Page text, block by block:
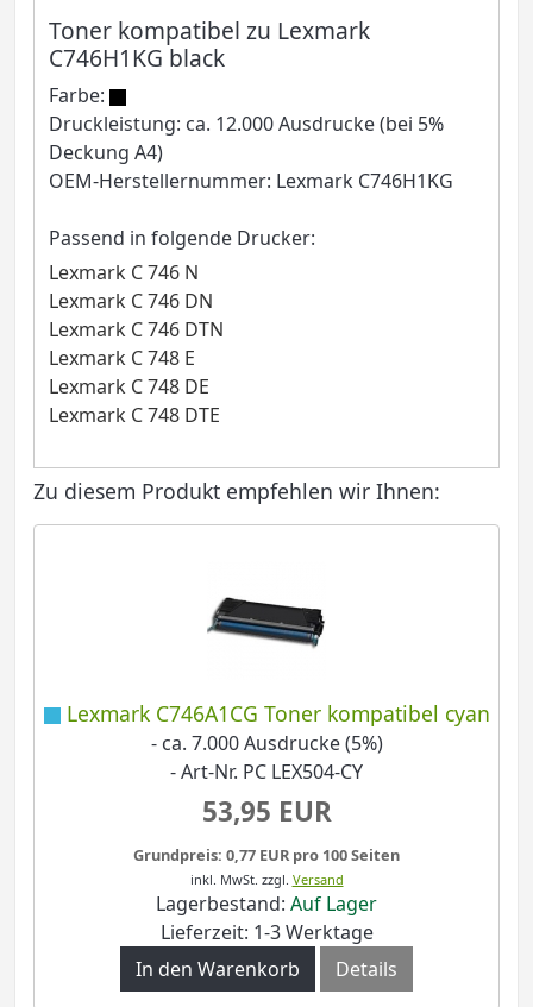
Toner kompatibel zu Lexmark
C746H1KG black
Farbe:
Druckleistung: ca. 12.000 Ausdrucke (bei 5%
Deckung A4)
OEM-Herstellernummer: Lexmark C746H1KG
Passend in folgende Drucker:
Lexmark C 746 N
Lexmark C 746 DN
Lexmark C 746 DTN
Lexmark C 748 E
Lexmark C 748 DE
Lexmark C 748 DTE
Zu diesem Produkt empfehlen wir Ihnen:
Lexmark C746A1CG Toner kompatibel cyan
- ca. 7.000 Ausdrucke (5%)
- Art-Nr. PC LEX504-CY
53,95 EUR
Grundpreis: 0,77 EUR pro 100 Seiten
inkl. MwSt. zzgl. Versand
Lagerbestand: Auf Lager
Lieferzeit: 1-3 Werktage
In den Warenkorb
Details